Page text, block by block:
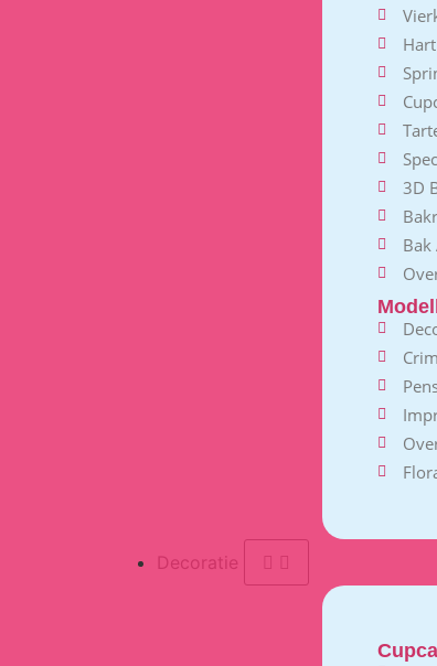
3D
Bak
Decoratie